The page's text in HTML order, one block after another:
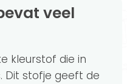
kleurstof die in
Dit stofje geeft de